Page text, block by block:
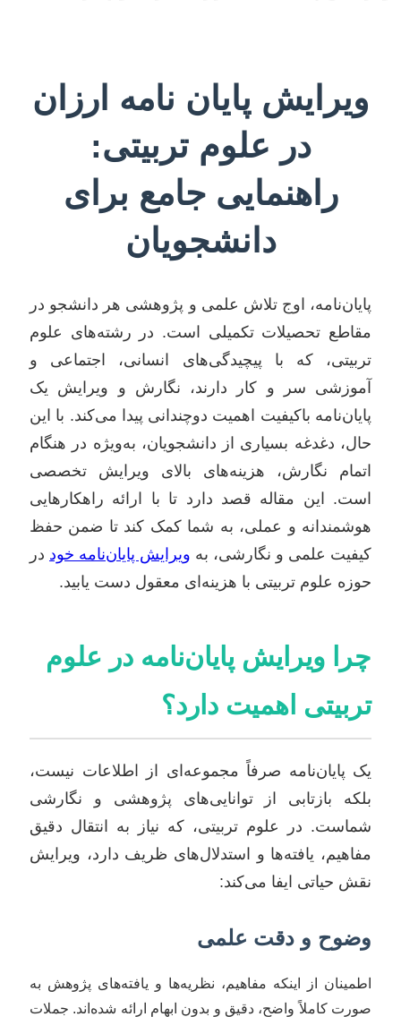
ویرایش پایان نامه ارزان
در علوم تربیتی:
راهنمایی جامع برای
دانشجویان
پایان‌نامه، اوج تلاش علمی و پژوهشی هر دانشجو در
مقاطع تحصیلات تکمیلی است. در رشته‌های علوم
تربیتی، که با پیچیدگی‌های انسانی، اجتماعی و
آموزشی سر و کار دارند، نگارش و ویرایش یک
پایان‌نامه باکیفیت اهمیت دوچندانی پیدا می‌کند. با این
حال، دغدغه بسیاری از دانشجویان، به‌ویژه در هنگام
اتمام نگارش، هزینه‌های بالای ویرایش تخصصی
است. این مقاله قصد دارد تا با ارائه راهکارهایی
هوشمندانه و عملی، به شما کمک کند تا ضمن حفظ
کیفیت علمی و نگارشی، به ویرایش پایان‌نامه خود در
حوزه علوم تربیتی با هزینه‌ای معقول دست یابید.
چرا ویرایش پایان‌نامه در علوم
تربیتی اهمیت دارد؟
یک پایان‌نامه صرفاً مجموعه‌ای از اطلاعات نیست،
بلکه بازتابی از توانایی‌های پژوهشی و نگارشی
شماست. در علوم تربیتی، که نیاز به انتقال دقیق
مفاهیم، یافته‌ها و استدلال‌های ظریف دارد، ویرایش
نقش حیاتی ایفا می‌کند:
وضوح و دقت علمی
اطمینان از اینکه مفاهیم، نظریه‌ها و یافته‌های پژوهش به
صورت کاملاً واضح، دقیق و بدون ابهام ارائه شده‌اند. جملات